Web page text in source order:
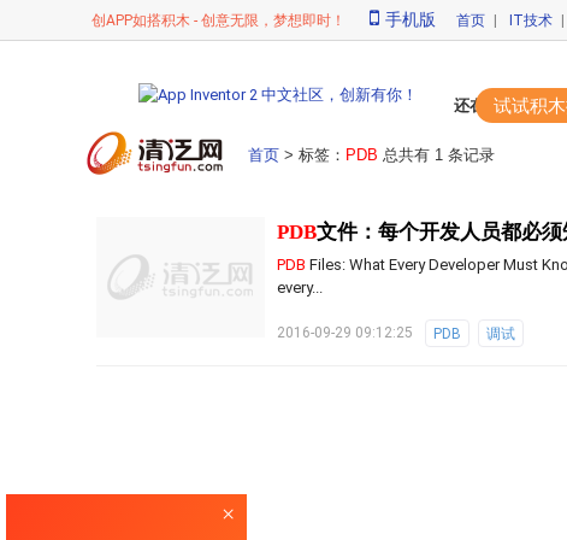
创APP如搭积木 - 创意无限，梦想即时！ 手机版 首页 IT技术
还在苦苦敲代
试试积
首页 > 标签： PDB 总共有 1 条记录
PDB文件：每个开发人员都必
PDB Files: What Every Developer Must
every...
2016-09-29 09:12:25 PDB 调试